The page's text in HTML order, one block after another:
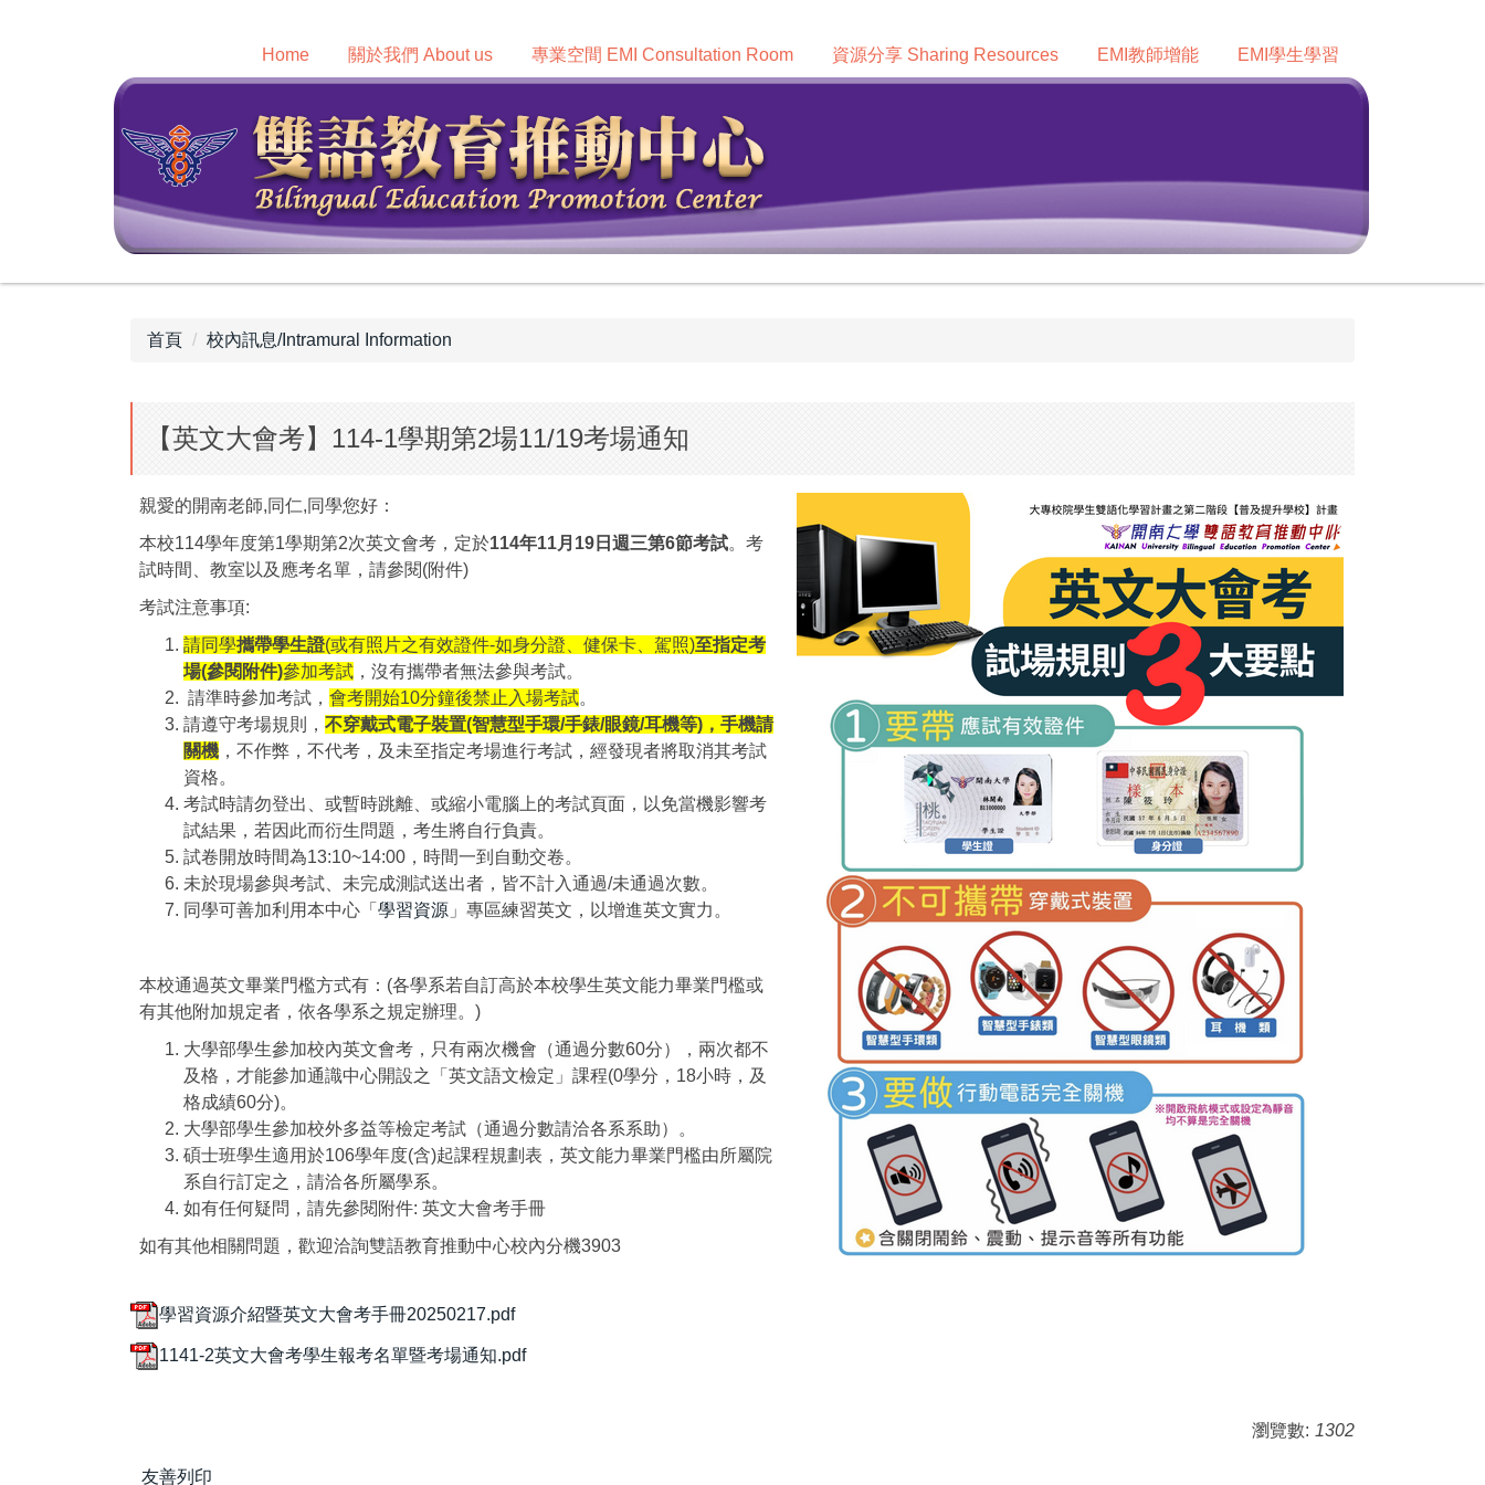
Home 關於我們 About us 專業空間 EMI Consultation Room 資源分享 Sharing Resources EMI教師增能 EMI學生學習
首頁 校內訊息/Intramural Information
【英文大會考】114-1學期第2場11/19考場通知
親愛的開南老師,同仁,同學您好：
本校114學年度第1學期第2次英文會考，定於114年11月19日週三第6節考試。考
試時間、教室以及應考名單，請參閱(附件)
考試注意事項:
請同學攜帶學生證(或有照片之有效證件-如身分證、健保卡、駕照)至指定考
場(參閱附件)參加考試 ，沒有攜帶者無法參與考試。
請準時參加考試， 會考開始10分鐘後禁止入場考試。
請遵守考場規則， 不穿戴式電子裝置(智慧型手環/手錶/眼鏡/耳機等)，手機請
關機 ，不作弊，不代考，及未至指定考場進行考試，經發現者將取消其考試
資格。
考試時請勿登出、或暫時跳離、或縮小電腦上的考試頁面，以免當機影響考
試結果，若因此而衍生問題，考生將自行負責。
試卷開放時間為13:10~14:00，時間一到自動交卷。
未於現場參與考試、未完成測試送出者，皆不計入通過/未通過次數。
同學可善加利用本中心「 學習資源 」專區練習英文，以增進英文實力。
本校通過英文畢業門檻方式有：(各學系若自訂高於本校學生英文能力畢業門檻或
有其他附加規定者，依各學系之規定辦理。)
大學部學生參加校內英文會考，只有兩次機會（通過分數60分），兩次都不
及格，才能參加通識中心開設之「英文語文檢定」課程(0學分，18小時，及
格成績60分)。
大學部學生參加校外多益等檢定考試（通過分數請洽各系系助）。
碩士班學生適用於106學年度(含)起課程規劃表，英文能力畢業門檻由所屬院
系自行訂定之，請洽各所屬學系。
如有任何疑問，請先參閱附件: 英文大會考手冊
如有其他相關問題，歡迎洽詢雙語教育推動中心校內分機3903
學習資源介紹暨英文大會考手冊20250217.pdf
1141-2英文大會考學生報考名單暨考場通知.pdf
瀏覽數: 1302
友善列印